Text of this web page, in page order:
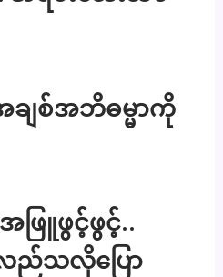
ချစ်အဘိဓမ္မာကို
ဖြူဖွင့်ဖွင့်..
လည်သလိုပြော